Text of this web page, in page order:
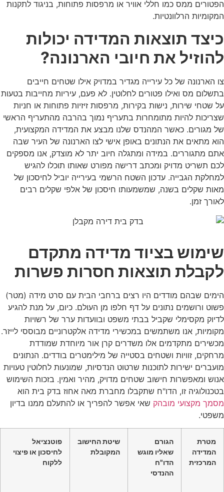
הפטורים ממס כמו חללי אוויר או מרפסות פתוחות, בניגוד לתקנות
המקומיות הרלוונטיות.
כיצד תוצאות המדידה יכולות
להוזיל את חיובי הארנונה?
צו הארנונה של כל עירייה מגדיר במדויק אילו שטחים חייבים
בתשלום מס ואילו פטורים לחלוטין. לא פעם, עיריות מחייבות בטעות
על שטחי שירות, נישות בקירות, מרפסות זיזיות פתוחות או חניות
שצריכות להיות מתומחרות בתעריף נמוך בהרבה מהתעריף הראשי
של מגורים. כאשר המהנדס שלנו מבצע את המדידה המקצועית,
הוא מתאים את הנתונים באופן אישי לצו הארנונה של העיר שבה
אתם מתגוררים. במידה ומתגלה חיוב יתר לא מוצדק, אנו מספקים
לכם תשריט מדויק ומכתב דרישה מפורט שאותו תוכלו להגיש
למחלקת הגבייה. עדכון השטח הרשמי בעירייה יוביל לחיסכון של
מאות שקלים בשנה, שמשמעותו חיסכון של אלפי שקלים רבים
לאורך זמן.
שימוש בציוד מדידה מתקדם
לקבלת תוצאות חסרות פשרות
הימים שבהם מודדים היו רצים ברחבי הבית עם סרט מידה (מטר)
פשוט ורושמים נתונים על דף חלפו מן העולם. כיום, על מנת להגיע
לדיוק מקסימלי שקביל בבתי משפט ובוועדות ערר של רשויות
מקומיות, אנו משתמשים במכשירי מדידה אלקטרוניים מבוססי לייזר.
מכשירים מתקדמים אלו משדרים קרן אור מיוחדת שמודדת
מרחקים, זוויות ושטחים בסטייה של מילימטרים בודדים. הנתונים
מועברים ישירות לתוכנות שרטוט הנדסיות, שמונעות לחלוטין טעויות
אנוש ומאפשרות חישוב שטחים מדויק, מהיר ואמין. בזכות השימוש
בטכנולוגיה זו, הדו"ח שתקבלו מחברת מאה אחוז בדק בית הוא
מסמך מקצועי מובהק שאי אפשר להפריך או להתעלם ממנו בדיון
משפטי.
מטרת
המדידה
המרכזית
הגורם
שאליו מוגש
הדו"ח
ההנדסי
שיטת החישוב
המקובלת
פוטנציאל
לחיסכון או פיצוי
ללקוח